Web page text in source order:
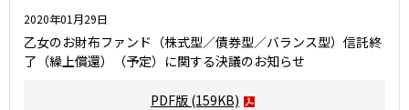
2020年01月29日
乙女のお財布ファンド（株式型／債券型／バランス型）信託終
了（繰上償還）（予定）に関する決議のお知らせ
PDF版 (159KB)